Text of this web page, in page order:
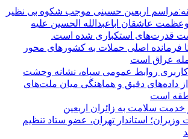
اربعین حسینی موجب شکوه بی نظیر
عاشقان اباعبدالله الحسین علیه
قدرت‌های استکباری شده است.
فرمانده اصلی حملات به کشورهای محور
عراق است
روابط عمومی سپاه، نشانه‌ وحشت
از داده‌های دقیق و هماهنگی میان ملت‌های
است
وزیران؛ استاندار تهران، عضو ستاد تنظیم